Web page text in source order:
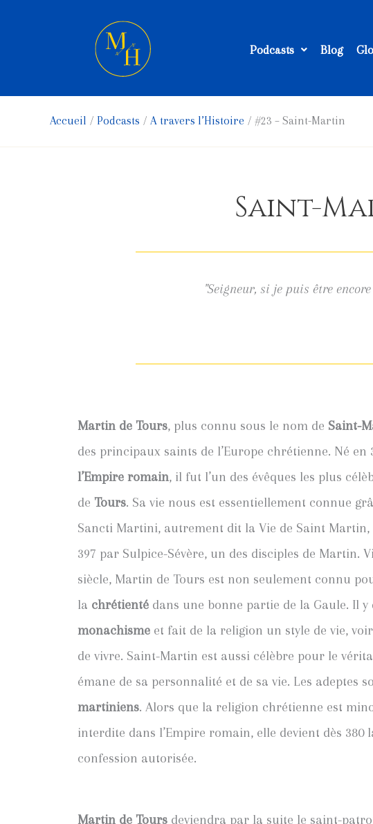
Podcasts Blog
Accueil Podcasts A travers l’Histoire #23 – Saint-Martin
Saint-
"Seigneur, si je puis être
Martin de Tours, plus connu sous le nom de Saint-
des principaux saints de l’Europe chrétienne. Né en
l’Empire romain, il fut l’un des évêques les plus
de Tours. Sa vie nous est essentiellement connue
Sancti Martini, autrement dit la Vie de Saint Martin,
397 par Sulpice-Sévère, un des disciples de Martin.
siècle, Martin de Tours est non seulement connu
la chrétienté dans une bonne partie de la Gaule. Il y
monachisme et fait de la religion un style de vie,
de vivre. Saint-Martin est aussi célèbre pour le
émane de sa personnalité et de sa vie. Les adeptes
martiniens. Alors que la religion chrétienne est
interdite dans l’Empire romain, elle devient dès 380
confession autorisée.
Martin de Tours deviendra par la suite le saint-